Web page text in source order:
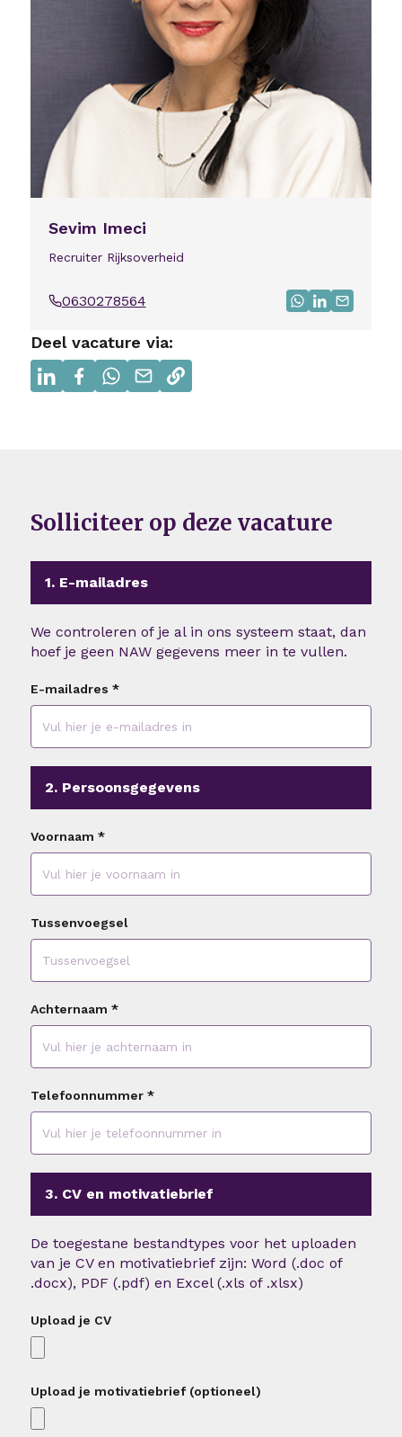
Sevim Imeci
Recruiter Rijksoverheid
Bel
0630278564
Stuur bericht
Bezoek
Mail mij
Deel vacature via:
Delen via linkedin
Delen via facebook
Delen via whatsapp
Delen via e-mail
Solliciteer op deze vacature
1. E-mailadres
We controleren of je al in ons systeem staat, dan
hoef je geen NAW gegevens meer in te vullen.
E-mailadres *
2. Persoonsgegevens
Voornaam *
Tussenvoegsel
Achternaam *
Telefoonnummer *
3. CV en motivatiebrief
De toegestane bestandtypes voor het uploaden
van je CV en motivatiebrief zijn: Word (.doc of
.docx), PDF (.pdf) en Excel (.xls of .xlsx)
Upload je CV
Upload je motivatiebrief (optioneel)